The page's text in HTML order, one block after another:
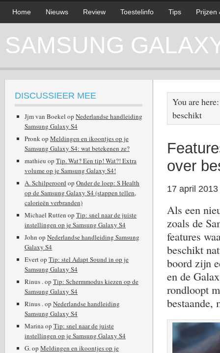
Home Nieuws Review Toestelinfo Tips Prijzen
SAMSUNG
You are
beschikt
over
17 april 2013
Als een
zoals de
features
beschikt
boord zijn
en de
rondloopt
bestaande,
DISCUSSIEER MEE
Jjm van Boekel op Nederlandse handleiding
Samsung Galaxy S4
Pronkop Meldingen en ikoontjes op je
Samsung Galaxy S4: wat betekenen ze?
mathieu op Tip. Wat? Een tip! Wat?! Extra
volume op je Samsung Galaxy S4!
A. Schilperoord op Onder de loep: S Health
op de Samsung Galaxy S4 (stappen tellen,
calorieën verbranden)
Michael Rutten op Tip: snel naar de juiste
instellingen op je Samsung Galaxy S4
John op Nederlandse handleiding Samsung
Galaxy S4
Evertop Tip: stel Adapt Sound in op je
Samsung Galaxy S4
Rinus .op Tip: Schermmodus kiezen op de
Samsung Galaxy S4
Rinus .op Nederlandse handleiding
Samsung Galaxy S4
Marinaop Tip: snel naar de juiste
instellingen op je Samsung Galaxy S4
G.op Meldingen en ikoontjes op je